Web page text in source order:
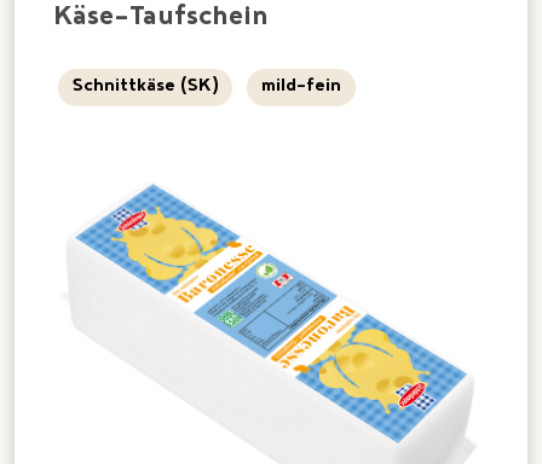
Käse-Taufschein
Schnittkäse (SK) mild-fein